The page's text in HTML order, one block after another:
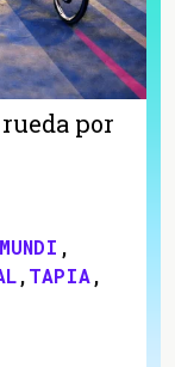
por
,
,TAPIA,